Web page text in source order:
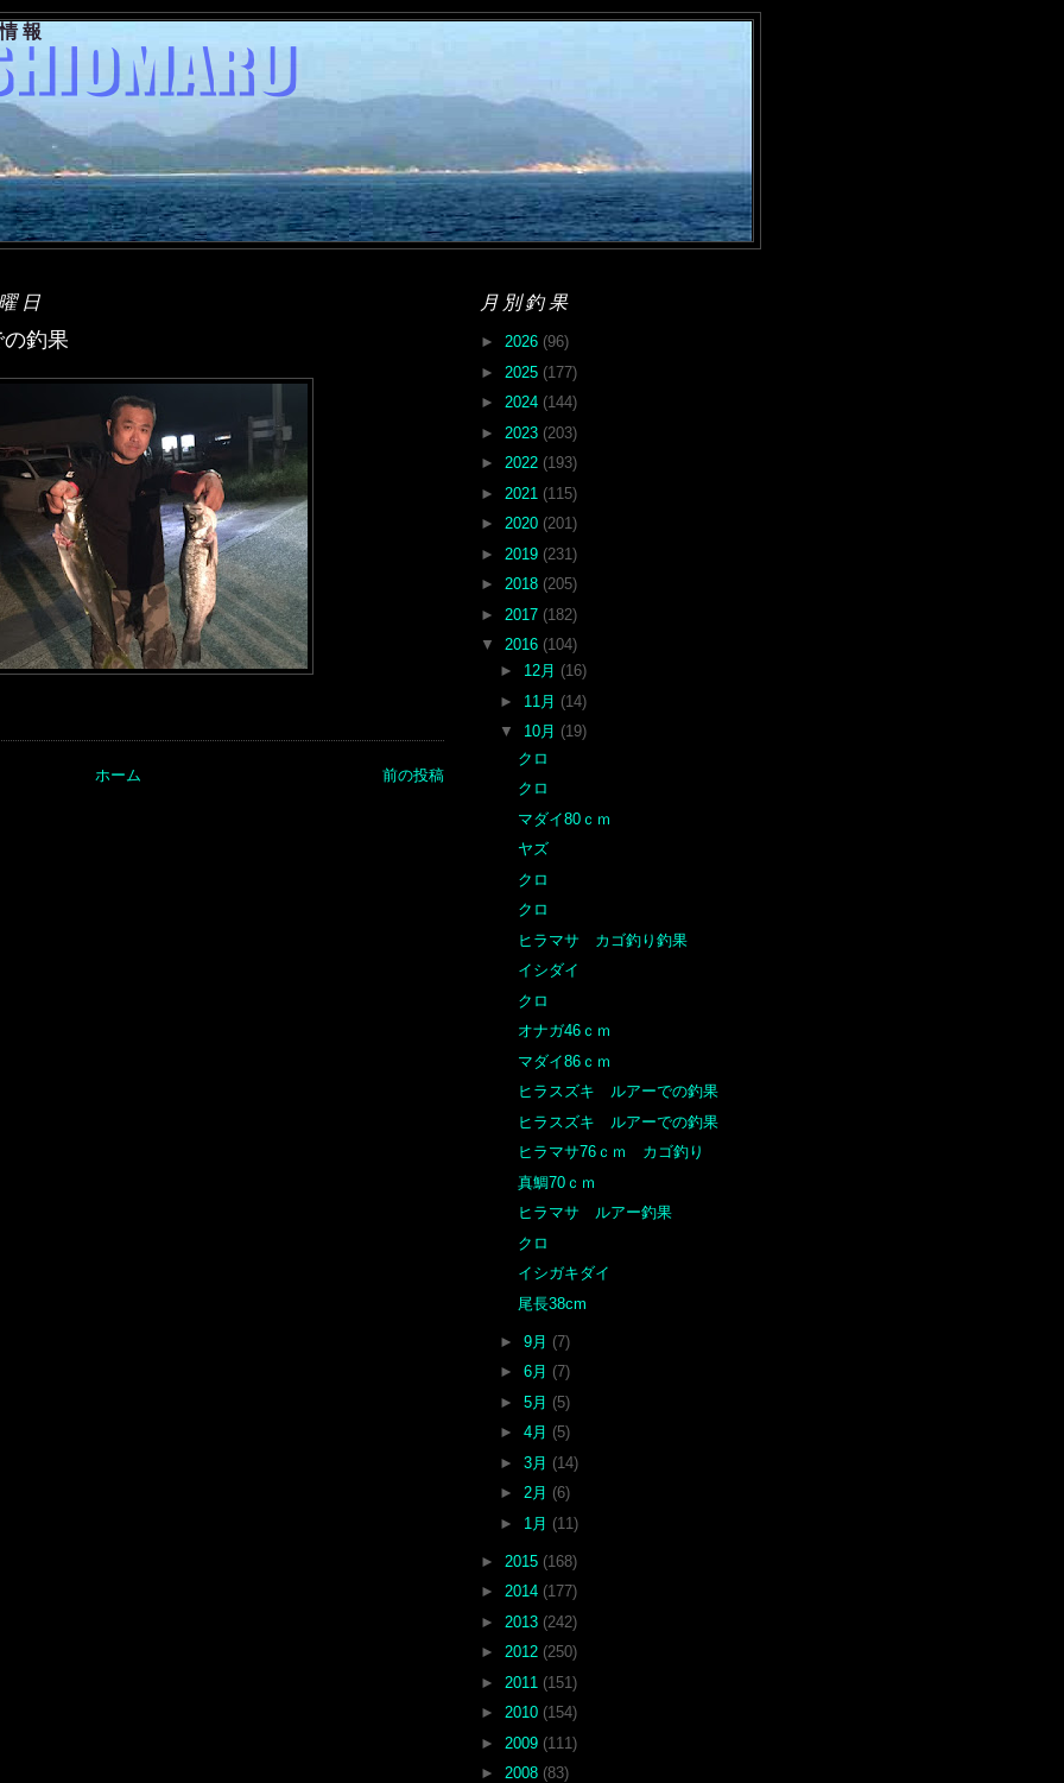
報
日
釣果
前の投稿
ホーム
月別釣果
► 2026 (96)
► 2025 (177)
► 2024 (144)
► 2023 (203)
► 2022 (193)
► 2021 (115)
► 2020 (201)
► 2019 (231)
► 2018 (205)
► 2017 (182)
▼ 2016 (104)
► 12月 (16)
► 11月 (14)
▼ 10月 (19)
クロ
クロ
マダイ80ｃｍ
ヤズ
クロ
クロ
ヒラマサ カゴ釣り釣果
イシダイ
クロ
オナガ46ｃｍ
マダイ86ｃｍ
ヒラスズキ ルアーでの釣果
ヒラスズキ ルアーでの釣果
ヒラマサ76ｃｍ カゴ釣り
真鯛70ｃｍ
ヒラマサ ルアー釣果
クロ
イシガキダイ
尾長38cm
► 9月 (7)
► 6月 (7)
► 5月 (5)
► 4月 (5)
► 3月 (14)
► 2月 (6)
► 1月 (11)
► 2015 (168)
► 2014 (177)
► 2013 (242)
► 2012 (250)
► 2011 (151)
► 2010 (154)
► 2009 (111)
► 2008 (83)